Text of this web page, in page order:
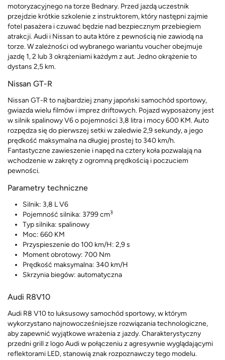
motoryzacyjnego na torze Bednary. Przed jazdą uczestnik
przejdzie krótkie szkolenie z instruktorem, który następni zajmie
fotel pasażera i czuwać będzie nad bezpiecznym przebiegiem
atrakcji. Audi i Nissan to auta które z pewnością nie zawiodą na
torze. W zależności od wybranego wariantu voucher obejmuje
jazdę 1, 2 lub 3 okrążeniami każdym z aut. Jedno okrążenie to
dystans 2,5 km.
Nissan GT-R
Nissan GT-R to najbardziej znany japoński samochód sportowy,
gwiazda wielu filmów i imprez driftowych. Pojazd wyposażony jest
w silnik spalinowy V6 o pojemności 3,8 litra i mocy 600 KM. Auto
rozpędza się do pierwszej setki w zaledwie 2,9 sekundy, a jego
prędkość maksymalna na długiej prostej to 340 km/h.
Fantastyczne zawieszenie i napęd na cztery koła pozwalają na
wchodzenie w zakręty z ogromną prędkością i poczuciem
pewności.
Parametry techniczne
Silnik: 3,8 L V6
Pojemność silnika: 3799 cm3
Typ silnika: spalinowy
Moc: 660 KM
Przyspieszenie do 100 km/H: 2,9 s
Moment obrotowy: 700 Nm
Prędkość maksymalna: 340 km/H
Skrzynia biegów: automatyczna
Audi R8V10
Audi R8 V10 to luksusowy samochód sportowy, w którym
wykorzystano najnowocześniejsze rozwiązania technologiczne,
aby zapewnić wyjątkowe wrażenia z jazdy. Charakterystyczny
przedni grill z logo Audi w połączeniu z agresywnie wyglądającymi
reflektorami LED, stanowią znak rozpoznawczy tego modelu.